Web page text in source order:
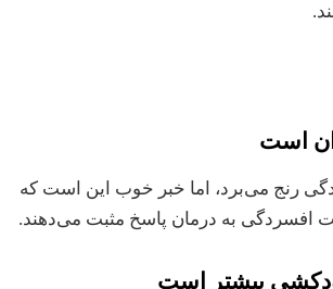
رنج می‌برد، اما خبر خوب این است که